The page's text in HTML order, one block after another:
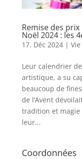
Remise des
Noël 2024 : les
17. Déc 2024|
Leur calendrier
artistique, a su
beaucoup de
de l’Avent
tradition et magie
leur...
Coordonnées